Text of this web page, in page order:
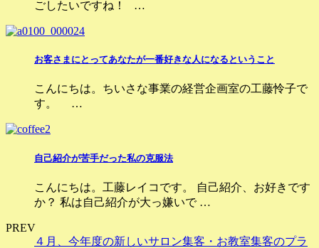
ごしたいですね！ …
お客さまにとってあなたが一番好きな人になるということ
こんにちは。ちいさな事業の経営企画室の工藤怜子で
す。 …
自己紹介が苦手だった私の克服法
こんにちは。工藤レイコです。 自己紹介、お好きです
か？ 私は自己紹介が大っ嫌いで …
PREV
４月、今年度の新しいサロン集客・お教室集客のプラ